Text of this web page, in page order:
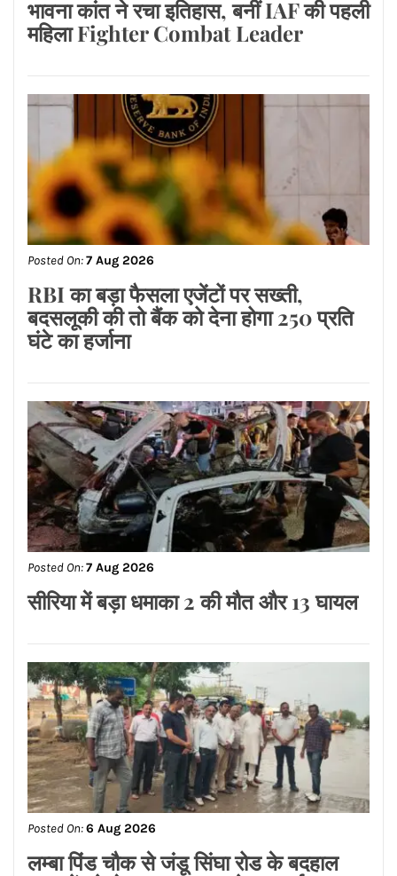
Posted On:7 Aug 2026
शुक्र देगा व्यापार और नौकरी में प्रगति के योग
मान सम्मान बढ़ेगा अटके हुए कार्य पूरे होंगे और
आत्मविश्वास बढ़ेगा जानिए ज्योतिष आचार्य
रितिका मरवाहा से
Posted On:7 Aug 2026
भावना कांत ने रचा इतिहास, बनीं IAF की पहली
महिला Fighter Combat Leader
Posted On: 7 Aug 2026
RBI का बड़ा फैसला एजेंटों पर सख्ती,
बदसलूकी की तो बैंक को देना होगा 250 प्रति